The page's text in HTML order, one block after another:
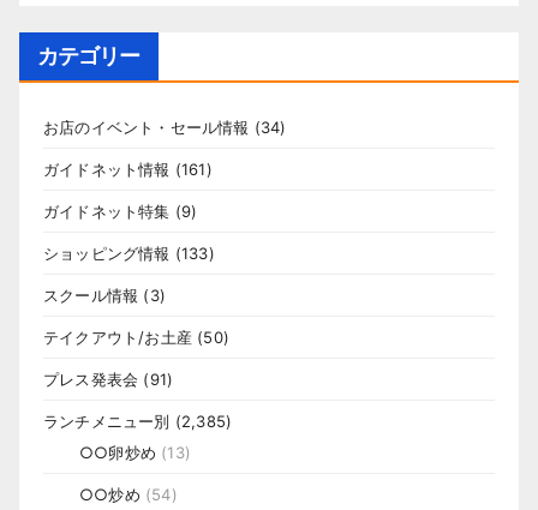
カテゴリー
お店のイベント・セール情報 (34)
ガイドネット情報 (161)
ガイドネット特集 (9)
ショッピング情報 (133)
スクール情報 (3)
テイクアウト/お土産 (50)
プレス発表会 (91)
ランチメニュー別 (2,385)
○○卵炒め (13)
○○炒め (54)